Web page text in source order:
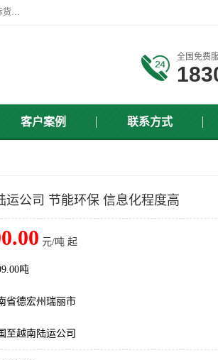
云南晟迅国际货运代理有限公司提供瑞丽口岸、磨憨口岸、腾冲口岸报关、报检，缅甸、老挝物流清关报价、价格、厂家直销服务，云南晟迅国际货运代理有限公司，由一支精通业务、经验丰富、责任心强的专业团队组建于,云南晟迅国际货运代理有限公司商铺。
全国免费
客户案例 联系方式
运公司 节能环保 信息化程度高
元/吨 起
吨
省德宏州瑞丽市
至越南陆运公司